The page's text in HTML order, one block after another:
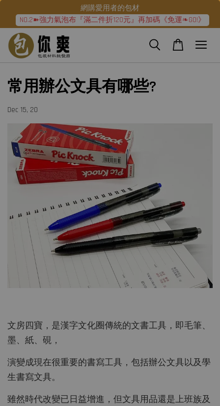
網購愛用者的包材
NO.2➽強力氣泡布『滿二件折120元』再加碼《免運❧GO!》
常用辦公文具有哪些?
Dec 15, 20
文房四寶，是漢字文化圈傳統的文書工具，即毛筆、
墨、紙、硯，
演變成現在很重要的書寫工具，包括辦公文具以及學
生書寫文具。
雖然時代改變已日益增進，但文具用品還是上班族及